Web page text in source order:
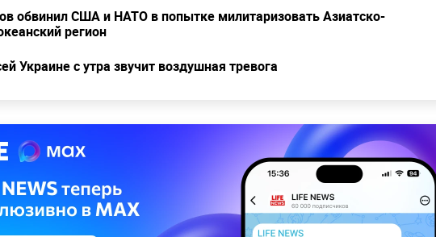
обвинил США и НАТО в попытке милитаризовать Азиатско-
регион
Украине с утра звучит воздушная тревога